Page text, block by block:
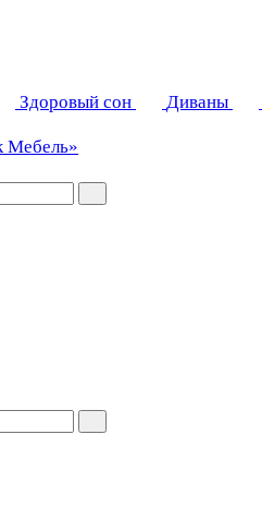
Здоровый сон Диваны